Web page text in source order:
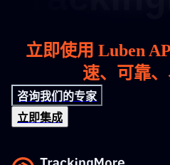
立即使用 Luben
速、可靠
咨询我们的专家
立即集成